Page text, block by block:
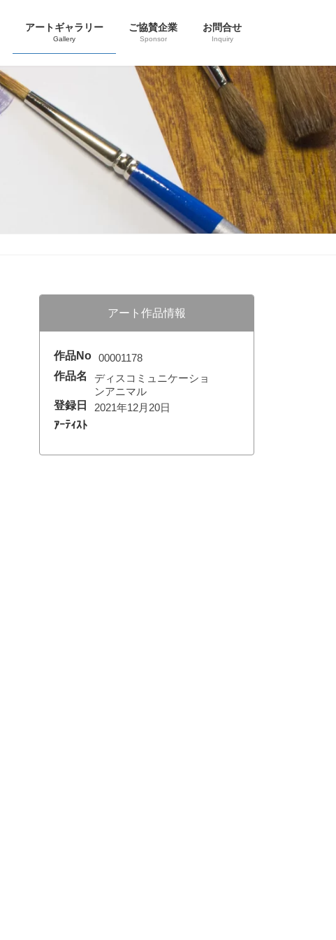
アートギャラリー
Gallery
ご協賛企業
Sponsor
お問合せ
Inquiry
アート作品情報
作品No
00001178
作品名
ディスコミュニケーショ
ンアニマル
登録日
2021年12月20日
ｱｰﾃｨｽﾄ